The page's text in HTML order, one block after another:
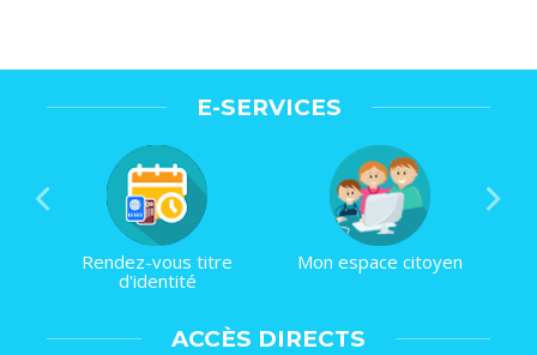
E-SERVICES
Rendez-vous titre
d'identité
Mon espace citoyen
ACCÈS DIRECTS